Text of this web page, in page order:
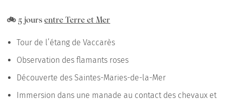
🚲 5 joursentre Terre et Mer
Tour de l’étang de Vaccarès
Observation des flamants roses
Découverte des Saintes-Maries-de-la-Mer
Immersion dans une manade au contact des chevaux et